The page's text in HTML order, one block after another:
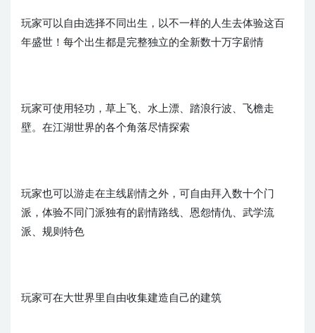
玩家可以自由选择不同出生，以不一样的人生去体验这百
年盛世！每个出生都是完整独立的全新数十万字剧情
玩家可使用轻功，草上飞、水上漂、踏浪行波、飞檐走
壁。在江湖世界的各个角落尽情探索
玩家也可以游走在主线剧情之外，可自由拜入数十个门
派，体验不同门派独有的剧情路线、恩怨情仇、武学流
派、规则特色
玩家可在大世界里自由收集建造自己的建筑